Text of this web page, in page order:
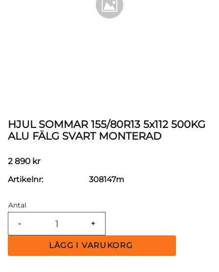
HJUL SOMMAR 155/80R13 5x112 500KG
ALU FÄLG SVART MONTERAD
2 890 kr
Antal
+
-
Artikelnr 308147m